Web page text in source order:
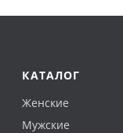
КАТАЛОГ
Женские
Мужские